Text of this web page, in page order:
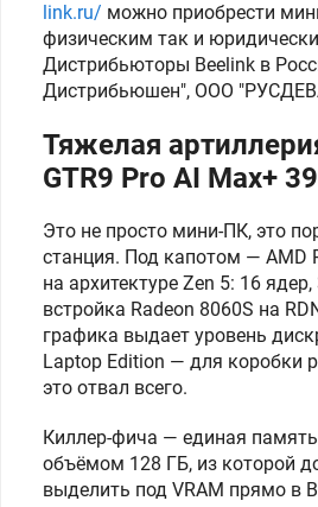
link.ru/ можно приобрести
физическим так и
Дистрибьюторы Beelink в
Дистрибьюшен", ООО
Тяжелая
GTR9 Pro AI Max+
Это не просто мини-ПК, это
станция. Под капотом — AMD
на архитектуре Zen 5: 16
встройка Radeon 8060S на
графика выдает уровень
Laptop Edition — для коробки
это отвал всего.
Киллер-фича — единая память
объёмом 128 ГБ, из которой
выделить под VRAM прямо в